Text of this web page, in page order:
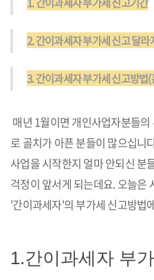
2. 간이과세자 부가세 신고 달라
3. 간이과세자 부가세 신고방법
매년 1월이면 개인사업자분들
로 골치가 아픈 분들이 많으십니
사업을 시작한지 얼마 안되신 분
걱정이 앞서게 되는데요. 오늘은
'간이과세자'의 부가세 신고방법
1.간이과세자 부